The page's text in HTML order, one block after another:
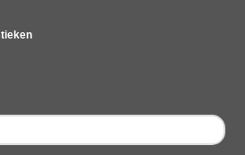
2021, inclusief bijlage resultaatverdeling
reactie op zienswijzen resultaatbestemming